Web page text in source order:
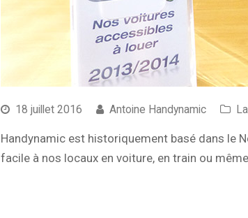
18 juillet 2016 Antoine Handynamic
Handynamic est historiquement basé dans le
facile à nos locaux en voiture, en train ou